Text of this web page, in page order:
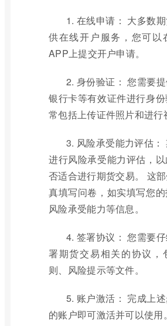
1. 在线申请： 大多数
供在线开户服务，您可以
APP上提交开户申请。
2. 身份验证： 您需要提
银行卡等有效证件进行身
常包括上传证件照片和进行
3. 风险承受能力评估：
进行风险承受能力评估，
否适合进行期货交易。 这
真填写问卷，如实填写您的
风险承受能力等信息。
4. 签署协议： 您需要
署期货交易相关的协议，
则、风险提示等文件。
5. 账户激活： 完成上
的账户即可激活并可以使用。